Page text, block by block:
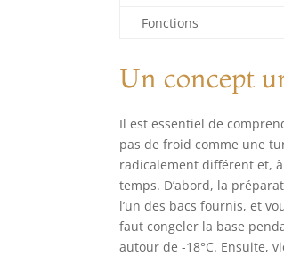
Fonctions
Un concept
Il est essentiel de
pas de froid comme une
radicalement différent et,
temps. D’abord, la
l’un des bacs fournis, et
faut congeler la base
autour de -18°C. Ensuite,